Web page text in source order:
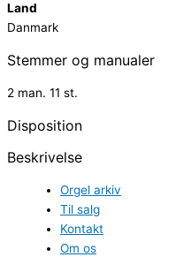
Land
Danmark
Stemmer og manualer
2 man. 11 st.
Disposition
Beskrivelse
Orgel arkiv
Til salg
Kontakt
Om os